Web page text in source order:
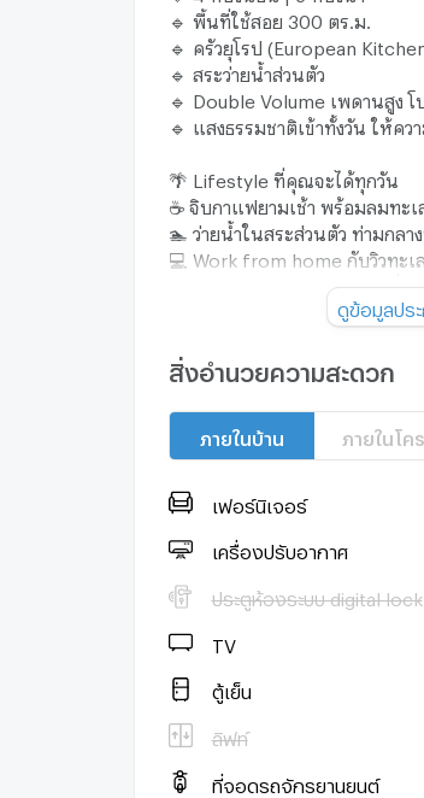
🔹 พื้นที่ใช้สอย 300 ตร.ม.
🔹 ครัวยุโรป (European
🔹 สระว่ายน้ำส่วนตัว
🔹 Double Volume เพดานสูง โป
🔹 แสงธรรมชาติเข้าทั้งวัน ให้ค
🌴 Lifestyle ที่คุณจะได้ทุกวัน
☕ จิบกาแฟยามเช้า พร้อมลมทะเ
🏊 ว่ายน้ำในสระส่วนตัว ท่ามกลา
💻 Work from home กับวิวทะเล
🍷 ดินเนอร์เบาๆ กับครอบครัวใ
เหมาะสำหรับ
✔ ผู้บริหาร ✔ ครอบครัว ✔ ชาวต่า
โทร: 092-990-5838 (เจ)
ดูข้อมูลปร
สิ่งอำนวยความสะดวก
ภายในบ้าน ภายในโค
เฟอร์นิเจอร์
เครื่องปรับอากาศ
ประตูห้องระบบ digital lock
TV
ตู้เย็น
ลิฟท์
ที่จอดรถจักรยานยนต์